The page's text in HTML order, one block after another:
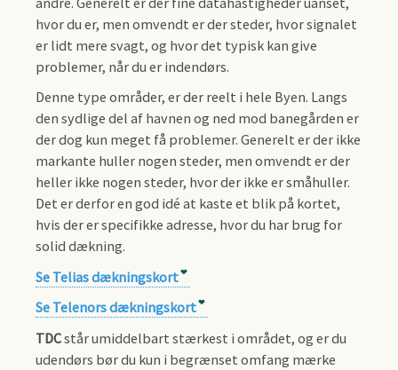
hvor du er, men omvendt er der steder, hvor signalet
er lidt mere svagt, og hvor det typisk kan give
problemer, når du er indendørs.
Denne type områder, er der reelt i hele Byen. Langs
den sydlige del af havnen og ned mod banegården er
der dog kun meget få problemer. Generelt er der ikke
markante huller nogen steder, men omvendt er der
heller ikke nogen steder, hvor der ikke er småhuller.
Det er derfor en god idé at kaste et blik på kortet,
hvis der er specifikke adresse, hvor du har brug for
solid dækning.
Se Telias dækningskort
Se Telenors dækningskort
TDCstår umiddelbart stærkest i området, og er du
udendørs bør du kun i begrænset omfang mærke